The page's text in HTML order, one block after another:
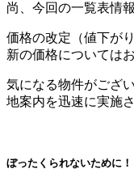
尚、今回の一覧表情
価格の改定（値下が
新の価格については
気になる物件がござ
地案内を迅速に実施
ぼったくられないために